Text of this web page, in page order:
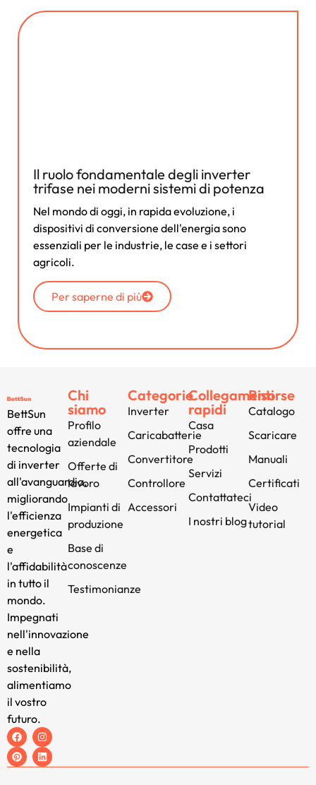
Il ruolo fondamentale degli inverter
trifase nei moderni sistemi di potenza
Nel mondo di oggi, in rapida evoluzione, i
dispositivi di conversione dell'energia sono
essenziali per le industrie, le case e i settori
agricoli.
Per saperne di più
BettSun
offre una
tecnologia
di inverter
all'avanguardia,
migliorando
l'efficienza
energetica
e
l'affidabilità
in tutto il
mondo.
Impegnati
nell'innovazione
e nella
sostenibilità,
alimentiamo
il vostro
futuro.
Chi
siamo
Profilo
aziendale
Offerte di
lavoro
Impianti di
produzione
Base di
conoscenze
Testimonianze
Categorie
Inverter
Caricabatterie
Convertitore
Controllore
Accessori
Collegamenti
rapidi
Casa
Prodotti
Servizi
Contattateci
I nostri blog
Risorse
Catalogo
Scaricare
Manuali
Certificati
Video
tutorial